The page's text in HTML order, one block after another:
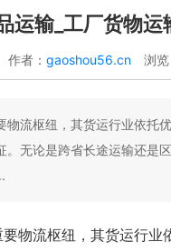
运输_工厂货物运
作者： gaoshou56.cn 浏
流枢纽，其货运行业依托
。无论是跨省长途运输还是
物流枢纽，其货运行